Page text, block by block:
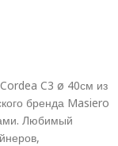
C3 ø 40см из
бренда Masiero
Любимый